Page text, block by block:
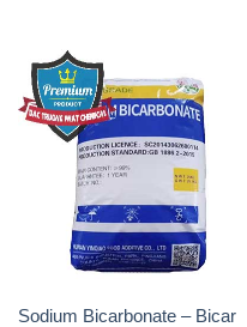
Sodium Bicarbonate – Bicar